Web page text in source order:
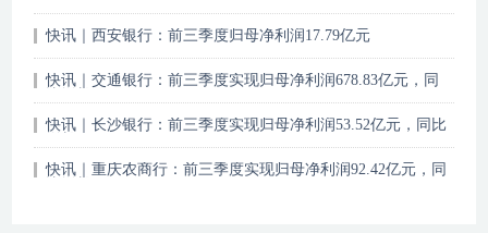
快讯｜西安银行：前三季度归母净利润17.79亿元
快讯｜交通银行：前三季度实现归母净利润678.83亿元，同
快讯｜长沙银行：前三季度实现归母净利润53.52亿元，同比
快讯｜重庆农商行：前三季度实现归母净利润92.42亿元，同